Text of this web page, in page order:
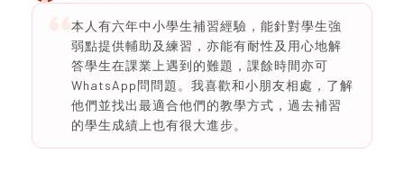
本人有六年中小學生補習經驗，能針對學生強
弱點提供輔助及練習，亦能有耐性及用心地解
答學生在課業上遇到的難題，課餘時間亦可
WhatsApp問問題。我喜歡和小朋友相處，了解
他們並找出最適合他們的教學方式，過去補習
的學生成績上也有很大進步。